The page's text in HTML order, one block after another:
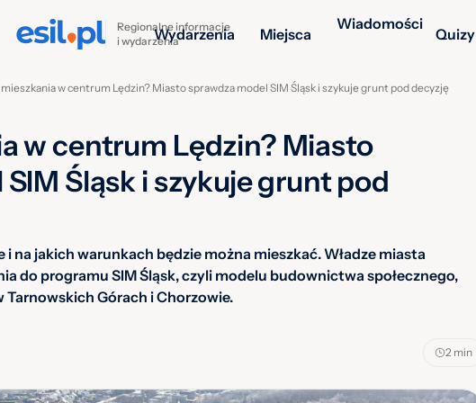
Regionalne informacje
i wydarzeniaWydarzenia Miejsca
Wiadomości
Quizy
w centrum Lędzin? Miasto sprawdza model SIM Śląsk i szykuje grunt pod decyzję
w centrum Lędzin? Miasto
Śląsk i szykuje grunt pod
na jakich warunkach będzie można mieszkać. Władze miasta
do programu SIM Śląsk, czyli modelu budownictwa społecznego,
Tarnowskich Górach i Chorzowie.
2 min